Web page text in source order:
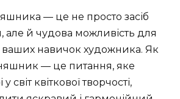
— це не просто засіб
але й чудова можливість для
навичок художника. Як
— це питання, яке
світ квіткової творчості,